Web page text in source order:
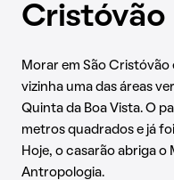
Cristóvão
Morar em São
vizinha uma das áreas
Quinta da Boa Vista. O
metros quadrados e já
Hoje, o casarão abriga o
Antropologia.